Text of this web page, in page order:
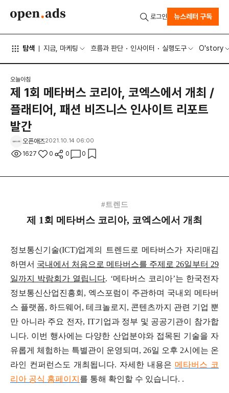
탐색 지금, 마케팅 흐름과 판단 인사이터 실행도구 O'story
로그인 뉴스레터 구독
오늘아침
제 1회 메타버스 코리아, 코엑스에서 개최 /
플래티어, 패션 비즈니스 인사이트 리포트
발간
오픈애즈2021.10.14 06:00
1627 0 0 0
#트렌드
제 1회 메타버스 코리아, 코엑스에서 개최
정보통신기술(ICT)업계의 트렌드로 메타버스가 자리매김
하면서 국내에서 처음으로 메타버스를 주제로 26일부터 29
일까지 박람회가 열립니다. ‘메타버스 코리아’는 한국전자
정보통신산업진흥회, 엑스포럼이 주관하며 국내외 메타버
스 플랫폼, 하드웨어, 테크놀로지, 콘텐츠까지 관련 기업 뿐
만 아니라 주요 전자, IT기업과 정부 및 공공기관이 참가합
니다. 이번 행사에는 다양한 산업분야와 접목된 기술을 자
유롭게 체험하는 특별관이 운영되며, 26일 오후 2시에는 온
라인 컨퍼런스도 개최됩니다. 자세한 내용은 메타버스 코
리아 공식 홈페이지 를 통해 확인할 수 있습니다. .